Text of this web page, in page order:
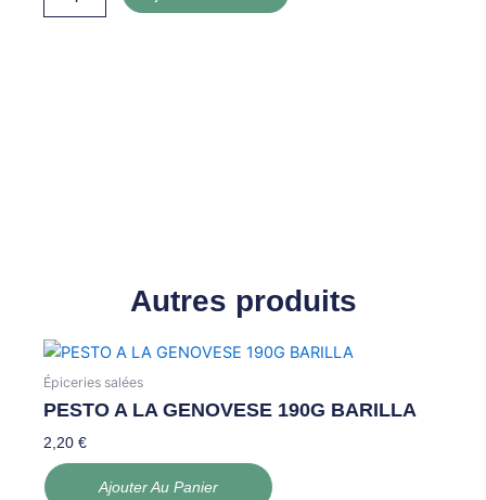
Autres produits
Épiceries salées
PESTO A LA GENOVESE 190G BARILLA
2,20€
Ajouter Au Panier